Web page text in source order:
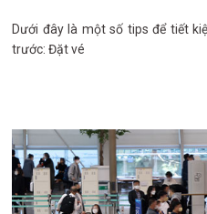
Dưới đây là một số tips để tiết
trước: Đặt vé